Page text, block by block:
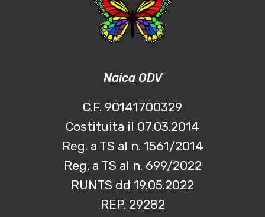
Naica ODV
C.F. 90141700329
Costituita il 07.03.2014
Reg. a TS al n. 1561/2014
Reg. a TS al n. 699/2022
RUNTS dd 19.05.2022
REP. 29282